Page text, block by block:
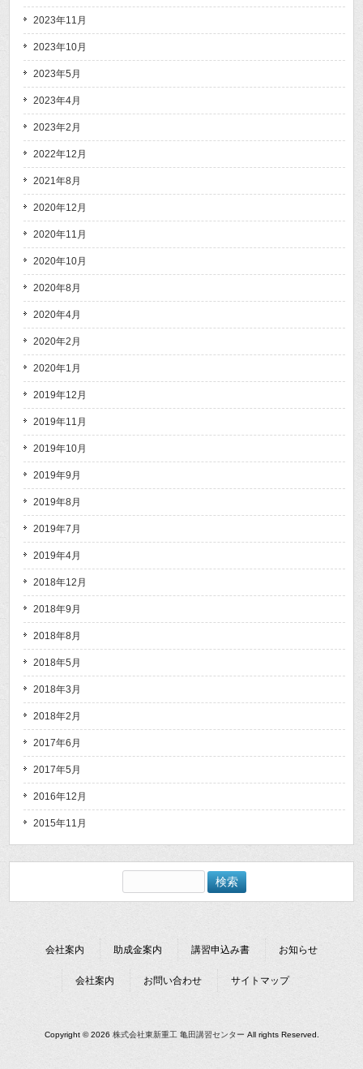
2023年11月
2023年10月
2023年5月
2023年4月
2023年2月
2022年12月
2021年8月
2020年12月
2020年11月
2020年10月
2020年8月
2020年4月
2020年2月
2020年1月
2019年12月
2019年11月
2019年10月
2019年9月
2019年8月
2019年7月
2019年4月
2018年12月
2018年9月
2018年8月
2018年5月
2018年3月
2018年2月
2017年6月
2017年5月
2016年12月
2015年11月
索:
会社案内 助成金案内 講習申込み書 お知らせ
会社案内 お問い合わせ サイトマップ
Copyright © 2026 株式会社東新重工 亀田講習センター All rights Reserved.